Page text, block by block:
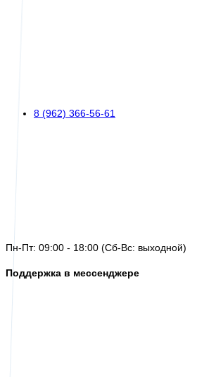
8 (962) 366-56-61
Пн-Пт: 09:00 - 18:00 (Сб-Вс: выходной)
Поддержка в мессенджере